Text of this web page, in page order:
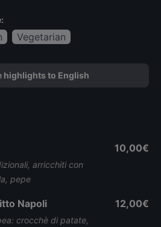
Vegetarian
highlights to English
arricchiti con
pepe
10,00€
Napoli
crocchè di patate,
12,00€